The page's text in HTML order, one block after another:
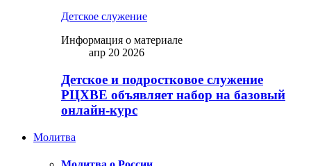
Детское служение
Информация о материале
апр 20 2026
Детское и подростковое служение
РЦХВЕ объявляет набор на базовый
онлайн-курс
Молитва